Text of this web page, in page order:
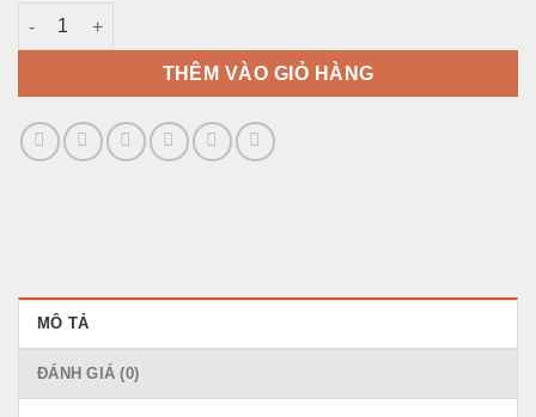
Chậu sứ bát tràng kiểu đa giác để bàn cao cấp miệng 8cm
THÊM VÀO GIỎ HÀNG
MÔ TẢ
ĐÁNH GIÁ (0)